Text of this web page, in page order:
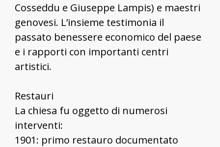
Cosseddu e Giuseppe Lampis) e maestri
genovesi. L’insieme testimonia il
passato benessere economico del paese
e i rapporti con importanti centri
artistici.
Restauri
La chiesa fu oggetto di numerosi
interventi:
1901: primo restauro documentato